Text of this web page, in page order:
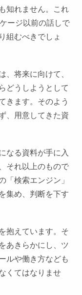
知れません。これ
ージ以前の話しで
組むべきでしょ
、将来に向けて、
どうしようとして
きます。そのよう
、用意してきた資
なる資料が手に入
それ以上のもので
「検索エンジン」
集め、判断を下す
抱えています。そ
あきらかにし、ツ
ルや働き方なども
くてはなりませ